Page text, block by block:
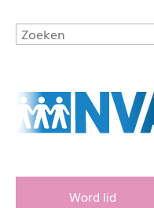
Word lid